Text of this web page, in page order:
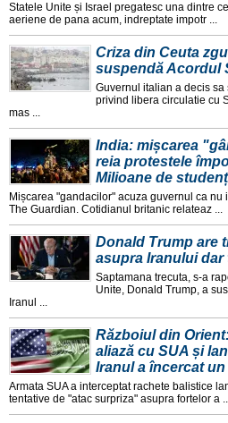
Statele Unite și Israel pregatesc una dintre
aeriene de pana acum, indreptate impotr ...
Criza din Ceuta
suspendă Acordul
Guvernul italian a decis
privind libera circulatie cu
mas ...
India: mișcarea
reia protestele
Milioane de
Mișcarea "gandacilor" acuza guvernul ca
The Guardian. Cotidianul britanic relateaz ...
Donald Trump are
asupra Iranului
Saptamana trecuta, s-a
Unite, Donald Trump, a
Iranul ...
Războiul din
aliază cu SUA și
Iranul a încercat
Armata SUA a interceptat rachete balistice
tentative de "atac surpriza" asupra fortelor a